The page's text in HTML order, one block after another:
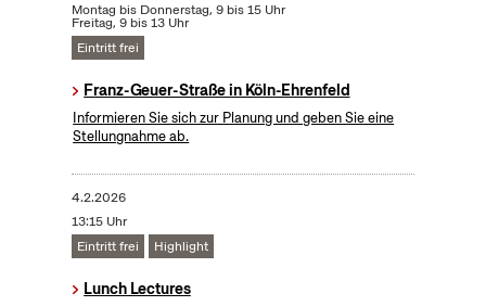
Montag bis Donnerstag, 9 bis 15 Uhr
Freitag, 9 bis 13 Uhr
Eintritt frei
Franz-Geuer-Straße in Köln-Ehrenfeld
Informieren Sie sich zur Planung und geben Sie eine
Stellungnahme ab.
4.2.2026
13:15 Uhr
Eintritt frei
Highlight
Lunch Lectures